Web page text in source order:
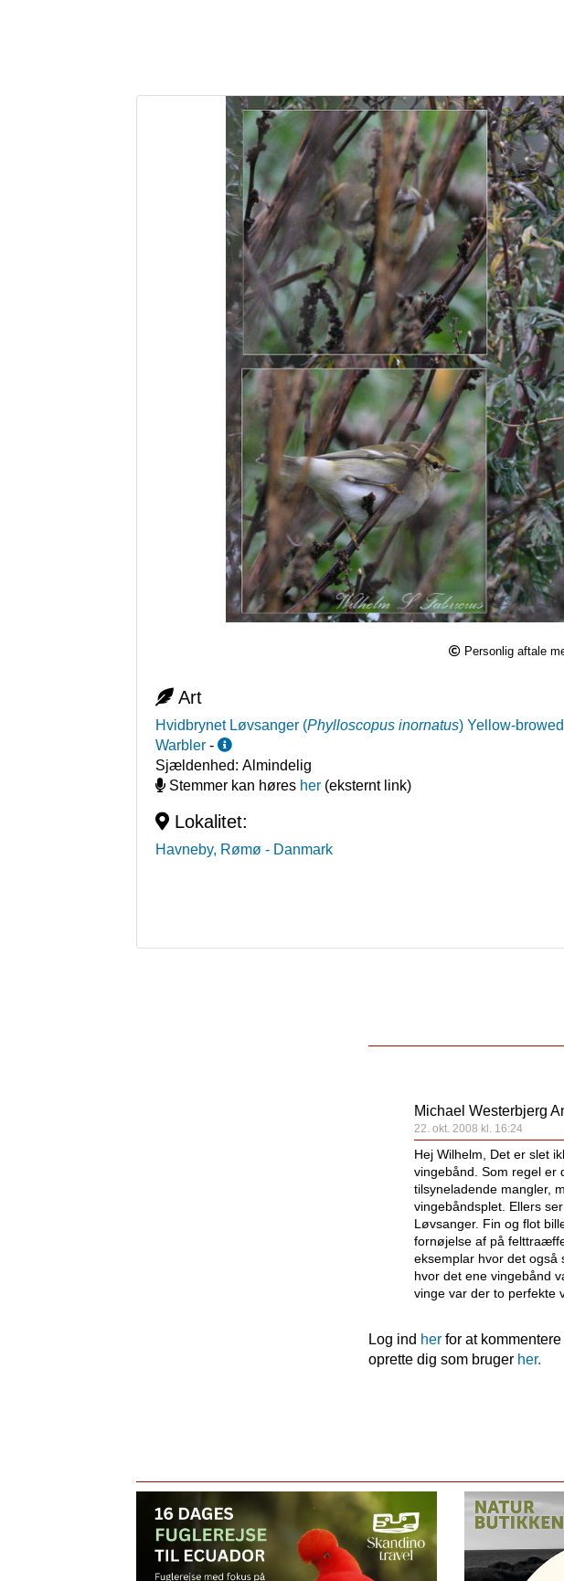
Personlig aftale
Art
Hvidbrynet Løvsanger (Phylloscopus inornatus)Yellow-browed
Warbler -
Sjældenhed:Almindelig
Stemmer kan høres her (eksternt link)
Lokalitet:
Havneby, Rømø - Danmark
Michael Westerbjerg
22. okt. 2008 kl. 16:24
Hej Wilhelm, Det er slet
vingebånd. Som regel er
tilsyneladende mangler,
vingebåndsplet. Ellers
Løvsanger. Fin og flot
fornøjelse af på
eksemplar hvor det også
hvor det ene vingebånd
vinge var der to perfekte
Log ind her for at
oprette dig som bruger her.